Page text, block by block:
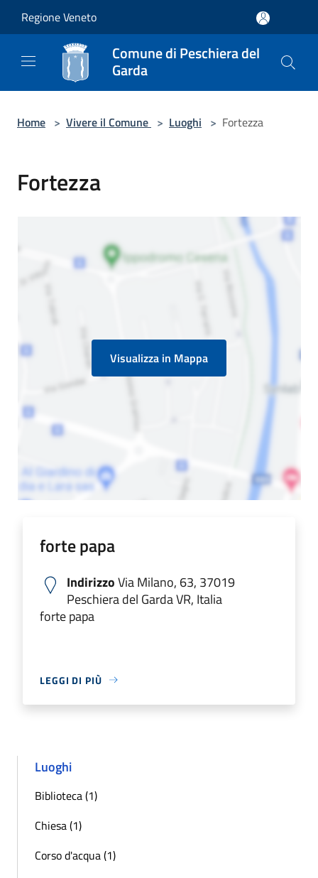
Regione Veneto
Comune di Peschiera del
Garda
Home > Vivere il Comune > Luoghi > Fortezza
Fortezza
Visualizza in Mappa
forte papa
IndirizzoVia Milano, 63, 37019
Peschiera del Garda VR, Italia
forte papa
LEGGI DI PIÙ
Luoghi
Biblioteca (1)
Chiesa (1)
Corso d'acqua (1)